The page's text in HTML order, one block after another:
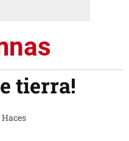
tierra!